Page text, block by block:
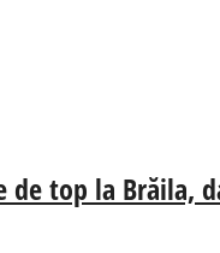
de top la Brăila,